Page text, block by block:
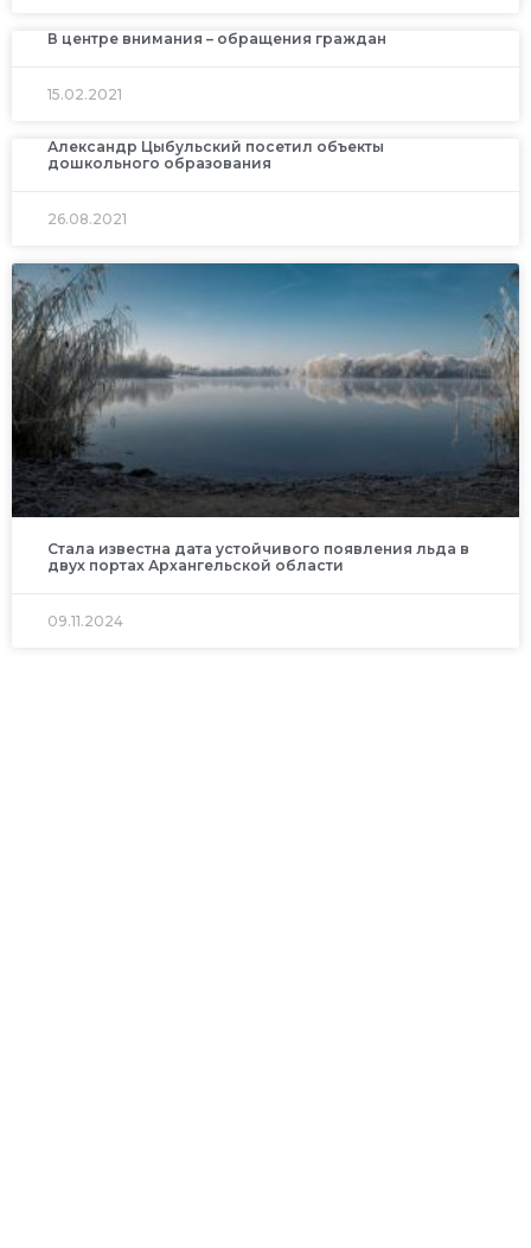
В центре внимания – обращения граждан
15.02.2021
Александр Цыбульский посетил объекты
дошкольного образования
26.08.2021
Стала известна дата устойчивого появления льда в
двух портах Архангельской области
09.11.2024